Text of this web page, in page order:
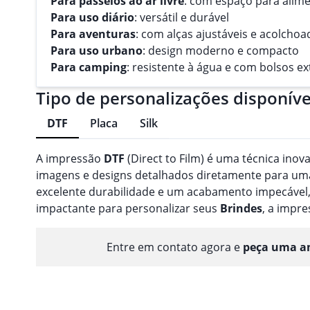
Para uso diário: versátil e durável
Para aventuras: com alças ajustáveis e
Para uso urbano: design moderno e compacto
Para camping: resistente à água e com bolsos
Tipo de personalizações
DTF Placa Silk
A impressão DTF (Direct to Film) é uma técnica
imagens e designs detalhados diretamente para
excelente durabilidade e um acabamento
impactante para personalizar seus Brindes, a
Entre em contato agora e peça uma